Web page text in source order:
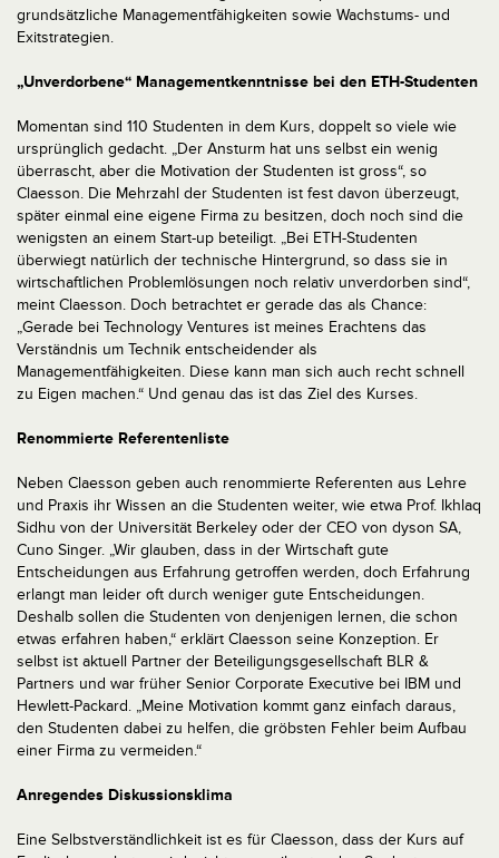
grundsätzliche Managementfähigkeiten sowie Wachstums- und
Exitstrategien.
„Unverdorbene“ Managementkenntnisse bei den ETH-Studenten
Momentan sind 110 Studenten in dem Kurs, doppelt so viele wie
ursprünglich gedacht. „Der Ansturm hat uns selbst ein wenig
überrascht, aber die Motivation der Studenten ist gross“, so
Claesson. Die Mehrzahl der Studenten ist fest davon überzeugt,
später einmal eine eigene Firma zu besitzen, doch noch sind die
wenigsten an einem Start-up beteiligt. „Bei ETH-Studenten
überwiegt natürlich der technische Hintergrund, so dass sie in
wirtschaftlichen Problemlösungen noch relativ unverdorben sind“,
meint Claesson. Doch betrachtet er gerade das als Chance:
„Gerade bei Technology Ventures ist meines Erachtens das
Verständnis um Technik entscheidender als
Managementfähigkeiten. Diese kann man sich auch recht schnell
zu Eigen machen.“ Und genau das ist das Ziel des Kurses.
Renommierte Referentenliste
Neben Claesson geben auch renommierte Referenten aus Lehre
und Praxis ihr Wissen an die Studenten weiter, wie etwa Prof. Ikhlaq
Sidhu von der Universität Berkeley oder der CEO von dyson SA,
Cuno Singer. „Wir glauben, dass in der Wirtschaft gute
Entscheidungen aus Erfahrung getroffen werden, doch Erfahrung
erlangt man leider oft durch weniger gute Entscheidungen.
Deshalb sollen die Studenten von denjenigen lernen, die schon
etwas erfahren haben,“ erklärt Claesson seine Konzeption. Er
selbst ist aktuell Partner der Beteiligungsgesellschaft BLR &
Partners und war früher Senior Corporate Executive bei IBM und
Hewlett-Packard. „Meine Motivation kommt ganz einfach daraus,
den Studenten dabei zu helfen, die gröbsten Fehler beim Aufbau
einer Firma zu vermeiden.“
Anregendes Diskussionsklima
Eine Selbstverständlichkeit ist es für Claesson, dass der Kurs auf